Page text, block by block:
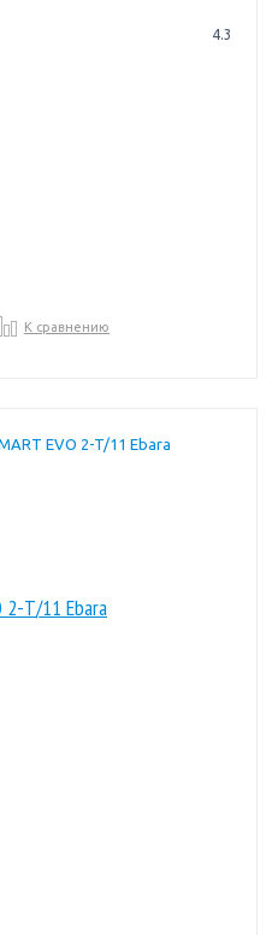
4.3
К сравнению
2-T/11 Ebara